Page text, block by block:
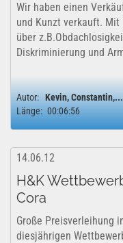
Wir haben einen
und Kunzt verkauft.
über
Diskriminierung und
Autor: Kevin, Constantin,...
Länge: 00:06:56
14.06.12
H&K
Cora
Große Preisverleihung
diesjährigen